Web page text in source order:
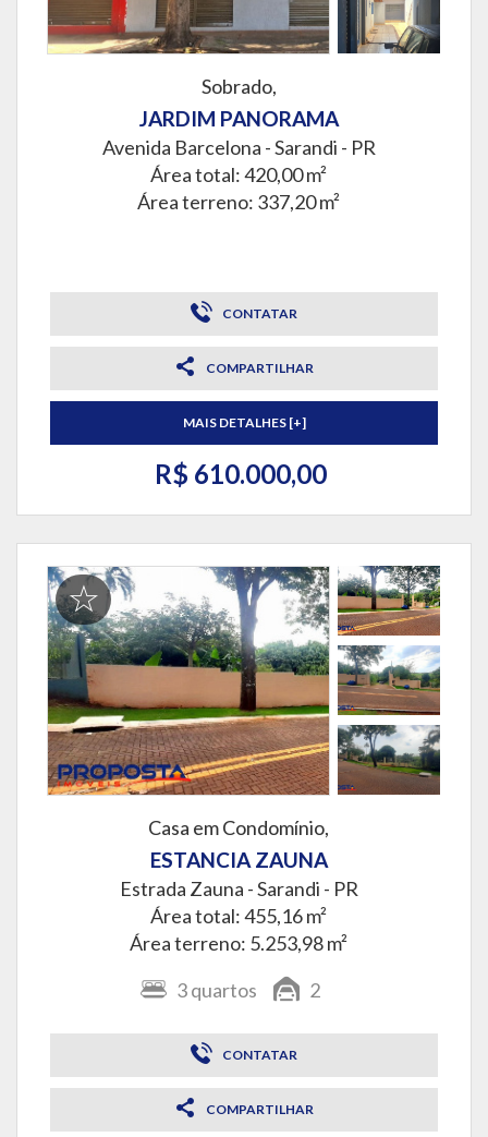
Sobrado,
JARDIM PANORAMA
Avenida Barcelona -Sarandi - PR
Área total: 420,00 m²
Área terreno: 337,20 m²
CONTATAR
COMPARTILHAR
MAIS DETALHES [+]
R$ 610.000,00
Casa em Condomínio,
ESTANCIA ZAUNA
Estrada Zauna -Sarandi - PR
Área total: 455,16 m²
Área terreno: 5.253,98 m²
3quartos 2
CONTATAR
COMPARTILHAR